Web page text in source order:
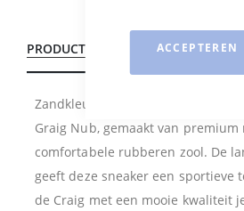
ACCEPTEREN
PRODUCTBESCHRIJVING
Zandkleurige casual
Graig Nub, gemaakt van
comfortabele rubberen zool. De
geeft deze sneaker een sportieve
de Craig met een mooie kwaliteit